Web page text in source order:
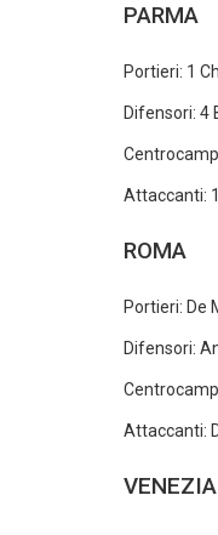
PARMA
Portieri: 1
Difensori: 4
Attaccanti:
ROMA
Portieri: De
Difensori:
Attaccanti:
VENEZIA